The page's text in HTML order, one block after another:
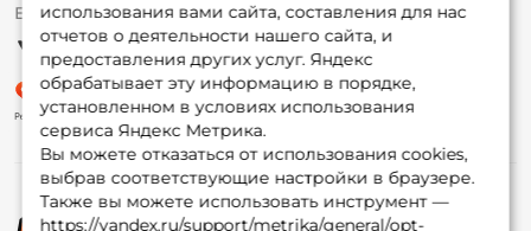
использования вами сайта, составления для нас
отчетов о деятельности нашего сайта, и
предоставления других услуг. Яндекс
обрабатывает эту информацию в порядке,
установленном в условиях использования
сервиса Яндекс Метрика.
Вы можете отказаться от использования cookies,
выбрав соответствующие настройки в браузере.
Также вы можете использовать инструмент —
https://yandex.ru/support/metrika/general/opt-
Партнерская программа
Ежедневно 10:00 до 20:00